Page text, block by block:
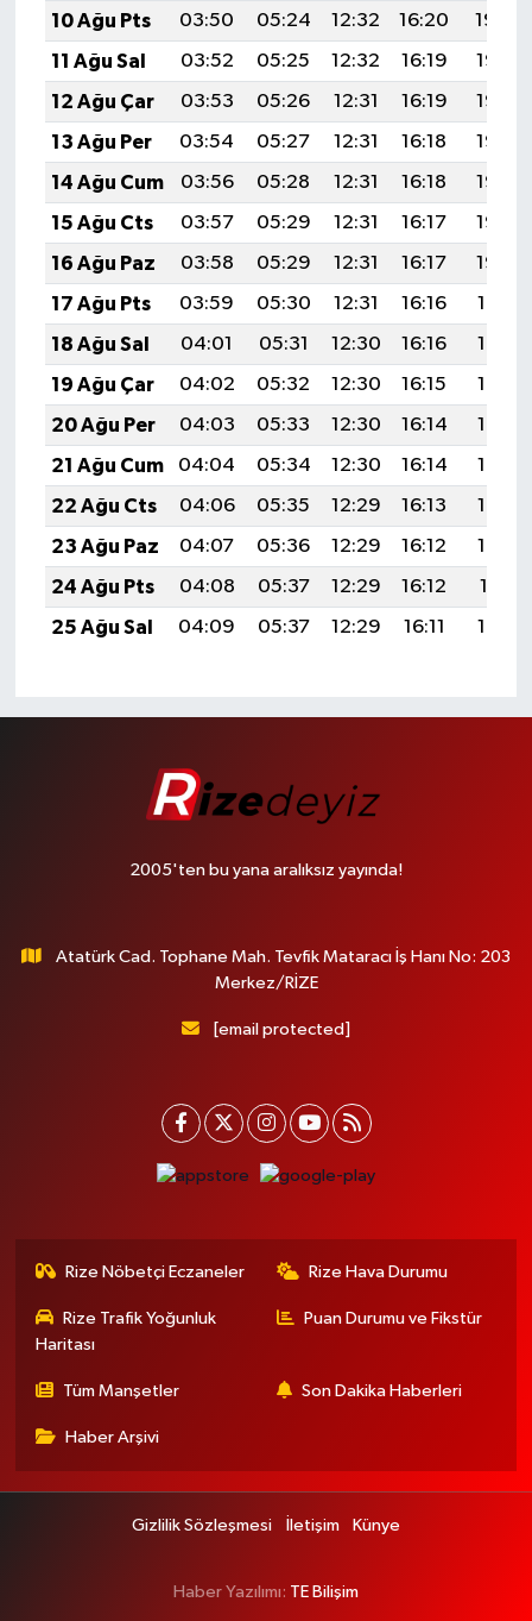
10 Ağu Pts
03:50 05:24 12:32 16:20
19:30
11 Ağu Sal
03:52 05:25 12:32 16:19
19:28
12 Ağu Çar
03:53 05:26 12:31 16:19
19:27
13 Ağu Per
03:54 05:27 12:31 16:18
19:26
14 Ağu Cum
03:56 05:28 12:31 16:18
19:25
15 Ağu Cts
03:57 05:29 12:31 16:17
19:23
16 Ağu Paz
03:58 05:29 12:31 16:17
19:22
17 Ağu Pts
03:59 05:30 12:31 16:16
19:21
18 Ağu Sal
04:01 05:31 12:30 16:16
19:19
19 Ağu Çar
04:02 05:32 12:30 16:15
19:18
20 Ağu Per
04:03 05:33 12:30 16:14
19:17
21 Ağu Cum
04:04 05:34 12:30 16:14
19:15
22 Ağu Cts
04:06 05:35 12:29 16:13
19:14
23 Ağu Paz
04:07 05:36 12:29 16:12
19:13
24 Ağu Pts
04:08 05:37 12:29 16:12
19:11
25 Ağu Sal
04:09 05:37 12:29 16:11 19:10
2005'ten bu yana aralıksız yayında!
Atatürk Cad. Tophane Mah. Tevfik Mataracı İş Hanı No: 203
Merkez/RİZE
[email protected]
Rize Nöbetçi Eczaneler Rize Hava Durumu
Rize Trafik Yoğunluk
Haritası
Puan Durumu ve Fikstür
Tüm Manşetler Son Dakika Haberleri
Haber Arşivi
Gizlilik Sözleşmesi İletişim Künye
Haber Yazılımı: TE Bilişim